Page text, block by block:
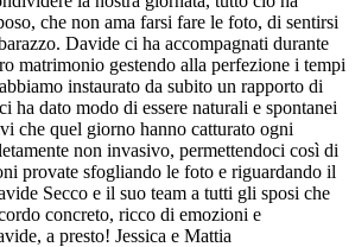
che non ama farsi fare le foto, di sentirsi
Davide ci ha accompagnati durante
matrimonio gestendo alla perfezione i tempi
instaurato da subito un rapporto di
ha dato modo di essere naturali e spontanei
che quel giorno hanno catturato ogni
non invasivo, permettendoci così di
provate sfogliando le foto e riguardando il
Secco e il suo team a tutti gli sposi che
concreto, ricco di emozioni e
a presto! Jessica e Mattia